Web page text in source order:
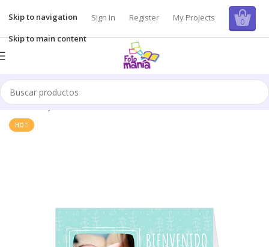
Sign In Register My Projects 0
Skip to navigation
Skip to main content
Inicio/Tarjetas
HOT